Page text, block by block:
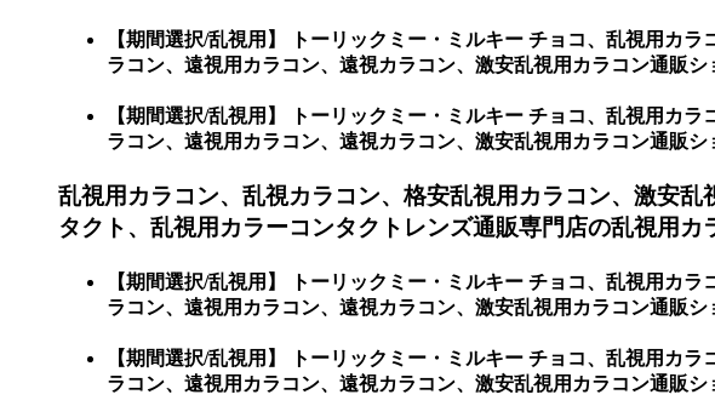
【期間選択/乱視用】 トーリックミー・ミルキー チョコ、乱視用カ
ラコン、遠視用カラコン、遠視カラコン、激安乱視用カラコン通販
【期間選択/乱視用】 トーリックミー・ミルキー チョコ、乱視用カ
ラコン、遠視用カラコン、遠視カラコン、激安乱視用カラコン通販
乱視用カラコン、乱視カラコン、格安乱視用カラコン、激安
タクト、乱視用カラーコンタクトレンズ通販専門店の乱視用カ
【期間選択/乱視用】 トーリックミー・ミルキー チョコ、乱視用カ
ラコン、遠視用カラコン、遠視カラコン、激安乱視用カラコン通販シ
【期間選択/乱視用】 トーリックミー・ミルキー チョコ、乱視用カ
ラコン、遠視用カラコン、遠視カラコン、激安乱視用カラコン通販